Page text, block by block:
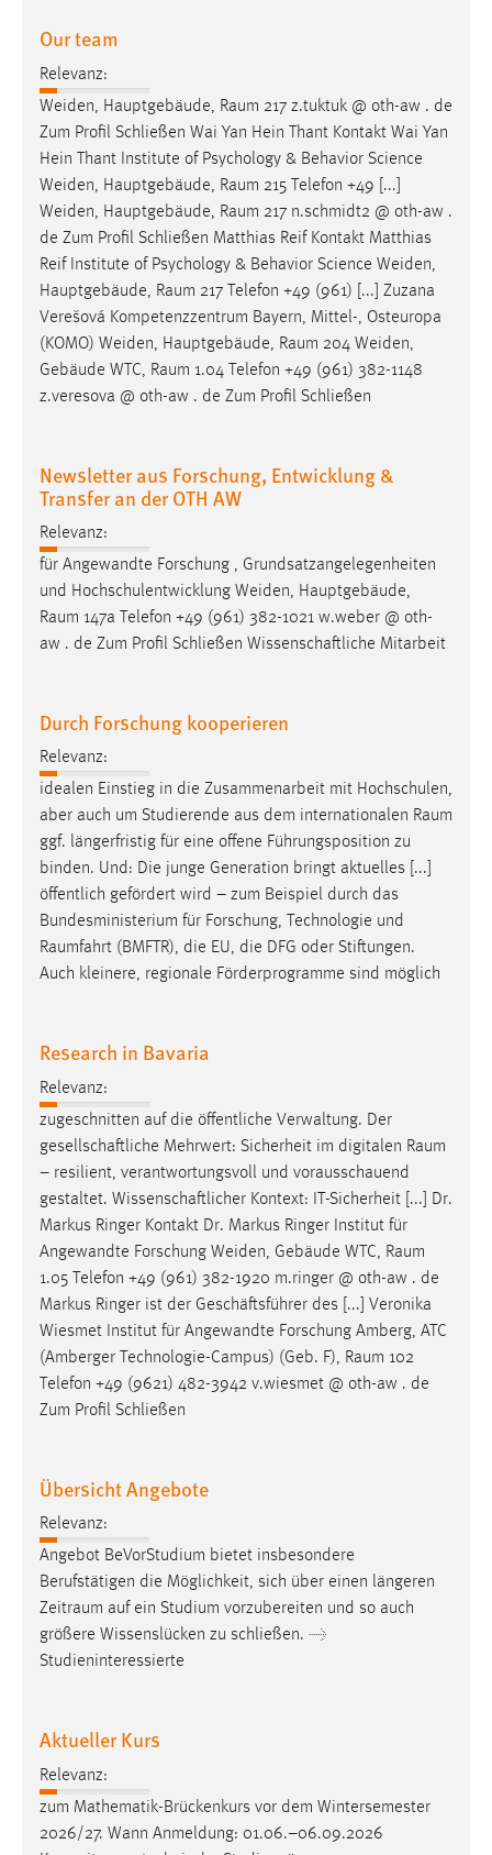
Our team
Relevanz:
Weiden, Hauptgebäude, Raum 217 z.tuktuk @ oth-aw . de
Zum Profil Schließen Wai Yan Hein Thant Kontakt Wai Yan
Hein Thant Institute of Psychology & Behavior Science
Weiden, Hauptgebäude, Raum 215 Telefon +49 [...]
Weiden, Hauptgebäude, Raum 217 n.schmidt2 @ oth-aw .
de Zum Profil Schließen Matthias Reif Kontakt Matthias
Reif Institute of Psychology & Behavior Science Weiden,
Hauptgebäude, Raum 217 Telefon +49 (961) [...] Zuzana
Verešová Kompetenzzentrum Bayern, Mittel-, Osteuropa
(KOMO) Weiden, Hauptgebäude, Raum 204 Weiden,
Gebäude WTC, Raum 1.04 Telefon +49 (961) 382-1148
z.veresova @ oth-aw . de Zum Profil Schließen
Newsletter aus Forschung, Entwicklung &
Transfer an der OTH AW
Relevanz:
für Angewandte Forschung , Grundsatzangelegenheiten
und Hochschulentwicklung Weiden, Hauptgebäude,
Raum 147a Telefon +49 (961) 382-1021 w.weber @ oth-
aw . de Zum Profil Schließen Wissenschaftliche Mitarbeit
Durch Forschung kooperieren
Relevanz:
idealen Einstieg in die Zusammenarbeit mit Hochschulen,
aber auch um Studierende aus dem internationalen Raum
ggf. längerfristig für eine offene Führungsposition zu
binden. Und: Die junge Generation bringt aktuelles [...]
öffentlich gefördert wird – zum Beispiel durch das
Bundesministerium für Forschung, Technologie und
Raumfahrt (BMFTR), die EU, die DFG oder Stiftungen.
Auch kleinere, regionale Förderprogramme sind möglich
Research in Bavaria
Relevanz:
zugeschnitten auf die öffentliche Verwaltung. Der
gesellschaftliche Mehrwert: Sicherheit im digitalen Raum
– resilient, verantwortungsvoll und vorausschauend
gestaltet. Wissenschaftlicher Kontext: IT-Sicherheit [...] Dr.
Markus Ringer Kontakt Dr. Markus Ringer Institut für
Angewandte Forschung Weiden, Gebäude WTC, Raum
1.05 Telefon +49 (961) 382-1920 m.ringer @ oth-aw . de
Markus Ringer ist der Geschäftsführer des [...] Veronika
Wiesmet Institut für Angewandte Forschung Amberg, ATC
(Amberger Technologie-Campus) (Geb. F), Raum 102
Telefon +49 (9621) 482-3942 v.wiesmet @ oth-aw . de
Zum Profil Schließen
Übersicht Angebote
Relevanz:
Angebot BeVorStudium bietet insbesondere
Berufstätigen die Möglichkeit, sich über einen längeren
Zeitraum auf ein Studium vorzubereiten und so auch
größere Wissenslücken zu schließen. →
Studieninteressierte
Aktueller Kurs
Relevanz:
zum Mathematik-Brückenkurs vor dem Wintersemester
2026/27. Wann Anmeldung: 01.06.–06.09.2026
chat-frame-style-5e9dbeb1811c0446
Wird benötigt um die Chatfunktion nutzen zu können.
Cookie Laufzeit:
MibewSessionID, mibew-chat-frame-style-
Jahre, MIBEW_UserID = 1 Jahr
Login
Name:
fe_user, be_user, be_lastLoginProvider
Zweck:
Cookie Laufzeit:
24 Stunden
STATISTIK
Statistik Cookies erfassen Informationen anonym.
Matomo
Name:
Zweck:
Zugriffsstatistik
Cookie Laufzeit:
Marketing Cookies werden von Drittanbietern
verwendet, um personalisierte Werbung anzuzeigen.
Sie tun dies, indem sie Besucher über Websites
hinweg verfolgen.
Google Ads
Name:
_gcl_au
Anbieter:
Google Ireland Limited
Zweck:
Conversion-Tracking
Facebook Pixel
Name:
_fbp
Anbieter:
Cookie Laufzeit:
3 Monate